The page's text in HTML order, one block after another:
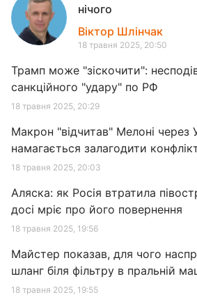
нічого
Віктор Шлінчак
18 травня 2025, 20:50
Трамп може "зіскочити":
санкційного "удару" по РФ
18 травня 2025, 20:29
Макрон "відчитав" Мелоні через
намагається залагодити
18 травня 2025, 20:03
Аляска: як Росія втратила
досі мріє про його повернення
18 травня 2025, 19:56
Майстер показав, для чого
шланг біля фільтру в пральній
18 травня 2025, 19:55